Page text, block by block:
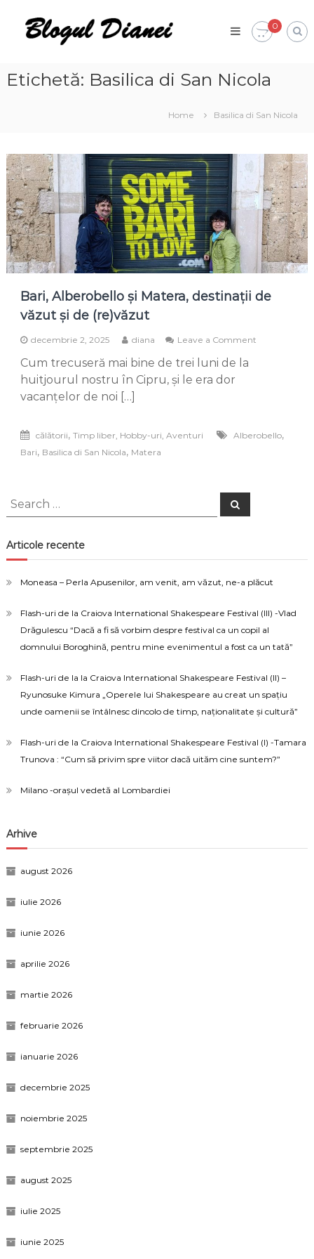
content
Blogul
Dianei
opinie,
călătorii
0
Etichetă: Basilica di San Nicola
Home Basilica di San Nicola
Bari, Alberobello și Matera, destinații de
văzut și de (re)văzut
decembrie 2, 2025 diana Leave a Comment
și
Cum trecuseră mai bine de trei luni de la
huitjourul nostru în Cipru, și le era dor
vacanțelor de noi […]
călătorii, Timp liber, Hobby-uri, Aventuri Alberobello,
Bari, Basilica di San Nicola, Matera
Search
for:
Search
Articole recente
Moneasa – Perla Apusenilor, am venit, am văzut, ne-a plăcut
Flash-uri de la Craiova International Shakespeare Festival (III) -Vlad
Drăgulescu “Dacă a fi să vorbim despre festival ca un copil al
domnului Boroghină, pentru mine evenimentul a fost ca un tată”
Flash-uri de la la Craiova International Shakespeare Festival (II) –
Ryunosuke Kimura „Operele lui Shakespeare au creat un spațiu
unde oamenii se întâlnesc dincolo de timp, naționalitate și cultură”
Flash-uri de la Craiova International Shakespeare Festival (I) -Tamara
Trunova : “Cum să privim spre viitor dacă uităm cine suntem?”
Milano -orașul vedetă al Lombardiei
Arhive
august 2026
iulie 2026
iunie 2026
aprilie 2026
martie 2026
februarie 2026
ianuarie 2026
decembrie 2025
noiembrie 2025
septembrie 2025
august 2025
iulie 2025
iunie 2025